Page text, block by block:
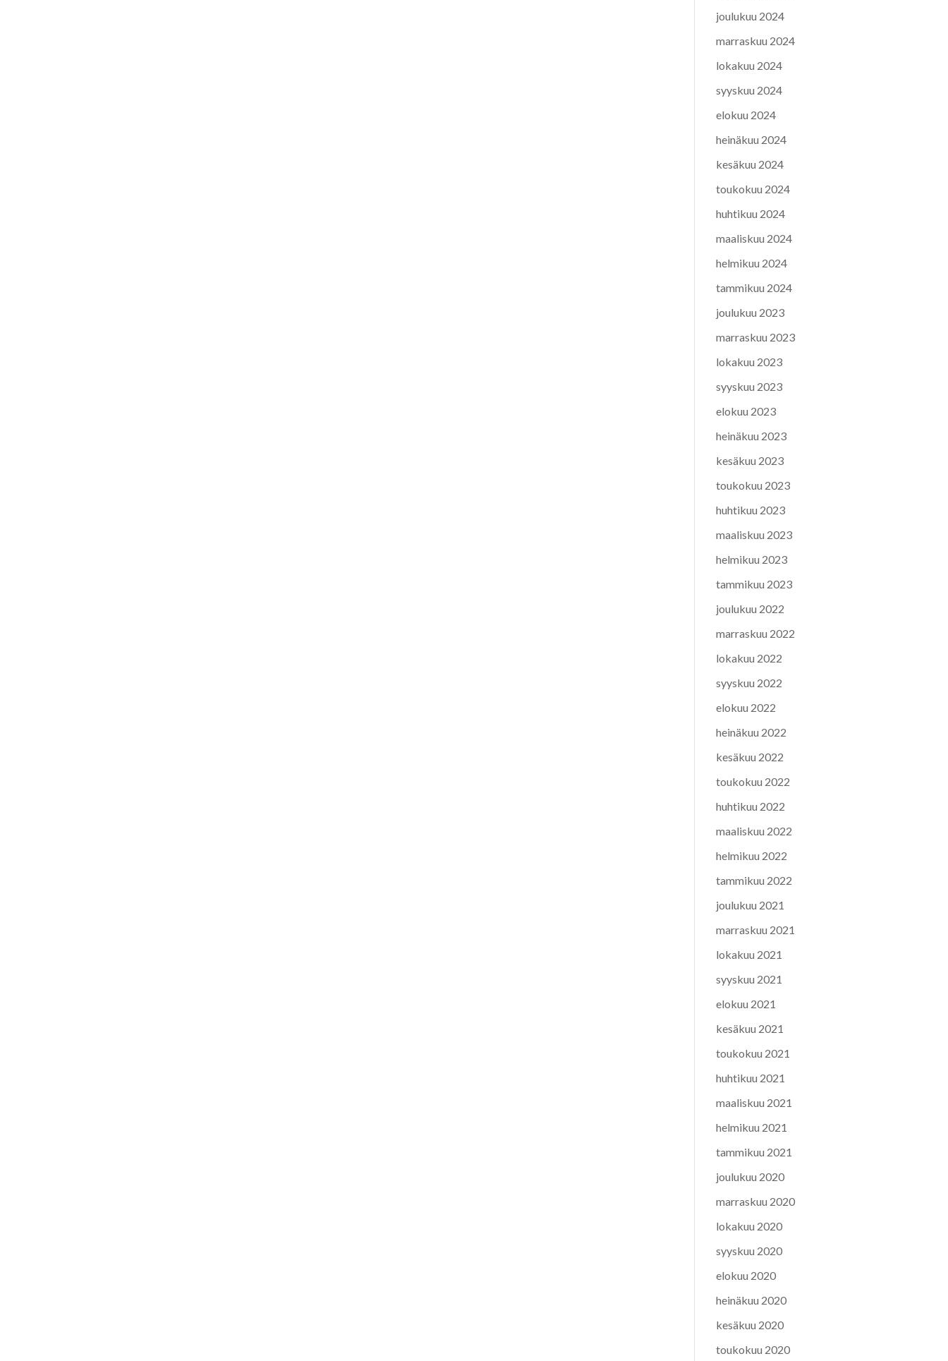
joulukuu 2024
marraskuu 2024
lokakuu 2024
syyskuu 2024
elokuu 2024
heinäkuu 2024
kesäkuu 2024
toukokuu 2024
huhtikuu 2024
maaliskuu 2024
helmikuu 2024
tammikuu 2024
joulukuu 2023
marraskuu 2023
lokakuu 2023
syyskuu 2023
elokuu 2023
heinäkuu 2023
kesäkuu 2023
toukokuu 2023
huhtikuu 2023
maaliskuu 2023
helmikuu 2023
tammikuu 2023
joulukuu 2022
marraskuu 2022
lokakuu 2022
syyskuu 2022
elokuu 2022
heinäkuu 2022
kesäkuu 2022
toukokuu 2022
huhtikuu 2022
maaliskuu 2022
helmikuu 2022
tammikuu 2022
joulukuu 2021
marraskuu 2021
lokakuu 2021
syyskuu 2021
elokuu 2021
kesäkuu 2021
toukokuu 2021
huhtikuu 2021
maaliskuu 2021
helmikuu 2021
tammikuu 2021
joulukuu 2020
marraskuu 2020
lokakuu 2020
syyskuu 2020
elokuu 2020
heinäkuu 2020
kesäkuu 2020
toukokuu 2020